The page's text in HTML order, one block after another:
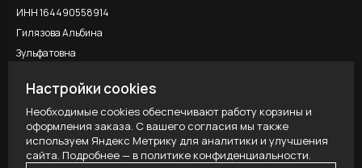
ИНН 164490558914
Гилязова Альбина
Зульфатовна
ЮРИДИЧЕСКАЯ ИНФОРМАЦИЯ
Публичная оферта
Настройки cookies
Необходимые cookies обеспечивают работу корзины и
оформления заказа. С вашего согласия мы также
используем Яндекс Метрику для аналитики и улучшения
сайта. Подробнее — в политике конфиденциальности.